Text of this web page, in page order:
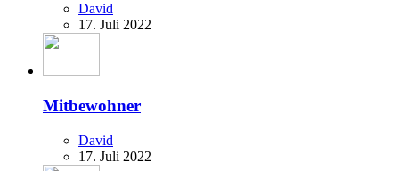
David
17. Juli 2022
Mitbewohner
David
17. Juli 2022